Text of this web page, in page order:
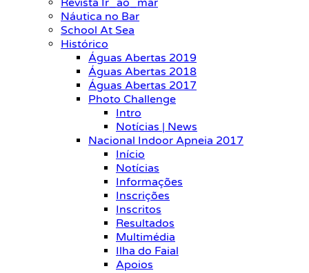
Revista Ir_ao_mar
Náutica no Bar
School At Sea
Histórico
Águas Abertas 2019
Águas Abertas 2018
Águas Abertas 2017
Photo Challenge
Intro
Notícias | News
Nacional Indoor Apneia 2017
Início
Notícias
Informações
Inscrições
Inscritos
Resultados
Multimédia
Ilha do Faial
Apoios